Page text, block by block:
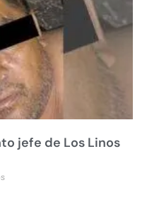
jefe de Los Linos